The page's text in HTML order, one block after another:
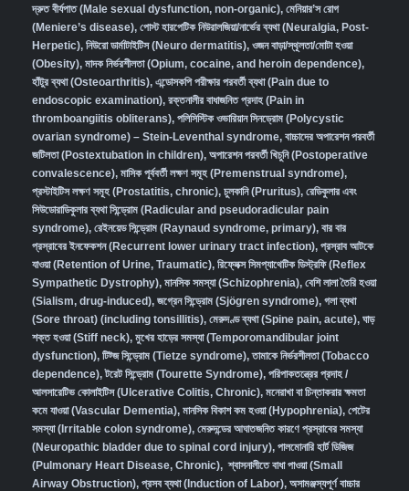
দ্রুত বীর্যপাত (Male sexual dysfunction, non-organic), মেনিয়ার’স রোগ
(Meniere’s disease), পোস্ট হারপেটিক নিউরালজিয়া/নার্ভের ব্যথা (Neuralgia, Post-
Herpetic), নিউরো ডার্মাটাইটিস (Neuro dermatitis), ওজন বাড়া/স্থূলতা/মোটা হওয়া
(Obesity), মাদক নির্ভরশীলতা (Opium, cocaine, and heroin dependence),
হাঁটুর ব্যথা (Osteoarthritis), এন্ডোসকপি পরীক্ষার পরবর্তী ব্যথা (Pain due to
endoscopic examination), রক্তনালীর বাধাজনিত প্রদাহ (Pain in
thromboangiitis obliterans), পলিসিস্টিক ওভারিয়ান সিনড্রোম (Polycystic
ovarian syndrome) – Stein-Leventhal syndrome, বাচ্চাদের অপারেশন পরবর্তী
জটিলতা (Postextubation in children), অপারেশন পরবর্তী খিচুনি (Postoperative
convalescence), মাসিক পূর্ববর্তী লক্ষণ সমূহ (Premenstrual syndrome),
প্রস্টাইটিস লক্ষণ সমূহ (Prostatitis, chronic), চুলকানি (Pruritus), রেডিকুলার এবং
সিউডোরাডিকুলার ব্যথা সিন্ড্রোম (Radicular and pseudoradicular pain
syndrome), রেইনয়েড সিন্ড্রোম (Raynaud syndrome, primary), বার বার
প্রস্রাবের ইনফেকশন (Recurrent lower urinary tract infection), প্রস্রাব আটকে
যাওয়া (Retention of Urine, Traumatic), রিফ্লেক্স সিমপ্যাথেটিক ডিস্ট্রফি (Reflex
Sympathetic Dystrophy), মানসিক সমস্যা (Schizophrenia), বেশি লালা তৈরি হওয়া
(Sialism, drug-induced), জগ্রেন সিন্ড্রোম (Sjögren syndrome), গলা ব্যথা
(Sore throat) (including tonsillitis), মেরুদণ্ড ব্যথা (Spine pain, acute), ঘাড়
শক্ত হওয়া (Stiff neck), মুখের হাড়ের সমস্যা (Temporomandibular joint
dysfunction), টিট্জ সিন্ড্রোম (Tietze syndrome),তামাকে নির্ভরশীলতা (Tobacco
dependence),টরেট সিন্ড্রোম (Tourette Syndrome), পরিপাকতন্ত্রের প্রদাহ /
আলসারেটিভ কোলাইটিস (Ulcerative Colitis, Chronic), মনেরাখা বা চিন্তাকরার ক্ষমতা
কমে যাওয়া (Vascular Dementia), মানসিক বিকাশ কম হওয়া (Hypophrenia), পেটের
সমস্যা (Irritable colon syndrome), মেরুদন্ডের আঘাতজনিত কারণে প্রস্রাবের সমস্যা
(Neuropathic bladder due to spinal cord injury), পালমোনারি হার্ট ডিজিজ
(Pulmonary Heart Disease, Chronic),শ্বাসনালীতে বাধা পাওয়া (Small
Airway Obstruction), প্রসব ব্যথা (Induction of Labor), অসামঞ্জস্যপূর্ণ বাচ্চার